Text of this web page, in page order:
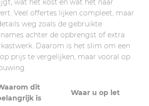
wat het kost en wat het naar
Veel offertes lijken compleet, maar
weg zoals de gebruikte
achter de opbrengst of extra
Daarom is het slim om een
prijs te vergelijken, maar vooral op
dit
is
Waar u op let